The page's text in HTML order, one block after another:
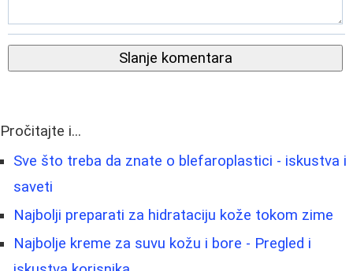
Slanje komentara
Pročitajte i...
Sve što treba da znate o blefaroplastici - iskustva i
saveti
Najbolji preparati za hidrataciju kože tokom zime
Najbolje kreme za suvu kožu i bore - Pregled i